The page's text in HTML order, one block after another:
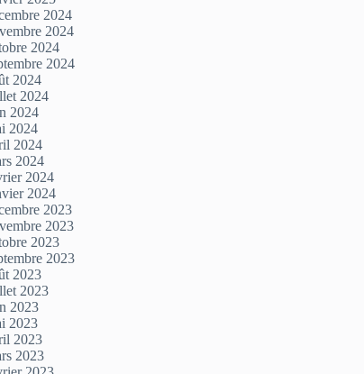
2024
2024
2024
2024
2024
2024
2024
2024
2024
2024
2024
2024
2023
2023
2023
2023
2023
2023
2023
2023
2023
2023